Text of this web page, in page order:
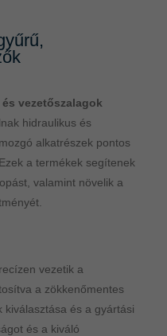
vezetőszalagok
hidraulikus és
alkatrészek pontos
a termékek segítenek
valamint növelik a
vezetik a
a zökkenőmentes
kiválasztása és a gyártási
és a kiváló